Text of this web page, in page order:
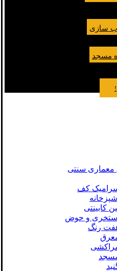
سازی
مسجد
سنتی
کف
کابینتی
و حوض
رنگ